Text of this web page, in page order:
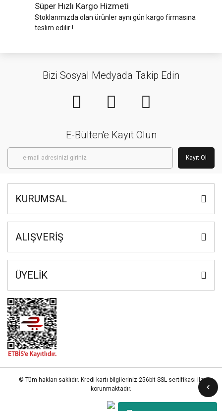
Süper Hızlı Kargo Hizmeti
Stoklarımızda olan ürünler aynı gün kargo firmasına
teslim edilir !
Bizi Sosyal Medyada Takip Edin
E-Bülten'e Kayıt Olun
Kayıt Ol
KURUMSAL
ALIŞVERİŞ
ÜYELİK
© Tüm hakları saklıdır. Kredi kartı bilgileriniz 256bit SSL sertifikası ile
korunmaktadır.